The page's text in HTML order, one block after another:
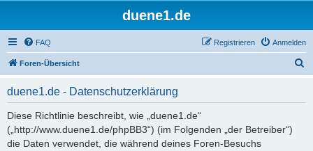
duene1.de
FAQ Anmelden
Registrieren
Foren-Übersicht
duene1.de - Datenschutzerklärung
Diese Richtlinie beschreibt, wie „duene1.de“
(„http://www.duene1.de/phpBB3“) (im Folgenden „der Betreiber“)
die Daten verwendet, die während deines Foren-Besuchs